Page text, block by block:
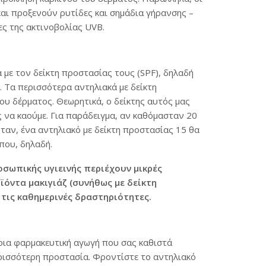
προξενούν ρυτίδες και σημάδια γήρανσης –
της ακτινοβολίας UVB.
τον δείκτη προστασίας τους (SPF), δηλαδή
περισσότερα αντηλιακά με δείκτη
δέρματος. Θεωρητικά, ο δείκτης αυτός μας
καούμε. Για παράδειγμα, αν καθόμασταν 20
ένα αντηλιακό με δείκτη προστασίας 15 θα
δηλαδή.
υγιεινής περιέχουν μικρές
μακιγιάζ (συνήθως με δείκτη
καθημερινές δραστηριότητες.
φαρμακευτική αγωγή που σας καθιστά
προστασία. Φροντίστε το αντηλιακό